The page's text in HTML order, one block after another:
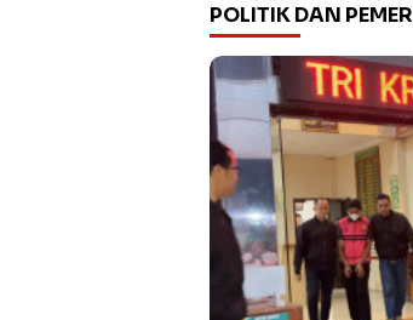
POLITIK DAN